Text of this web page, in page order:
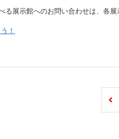
る展示館へのお問い合わせは、各展
！